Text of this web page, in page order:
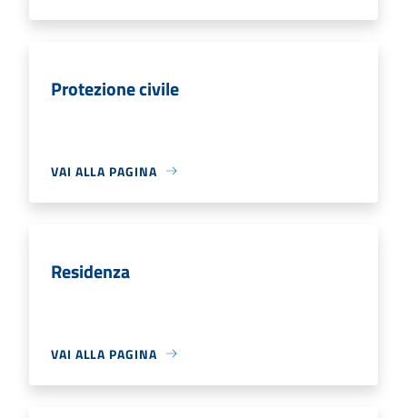
Protezione civile
VAI ALLA PAGINA
Residenza
VAI ALLA PAGINA